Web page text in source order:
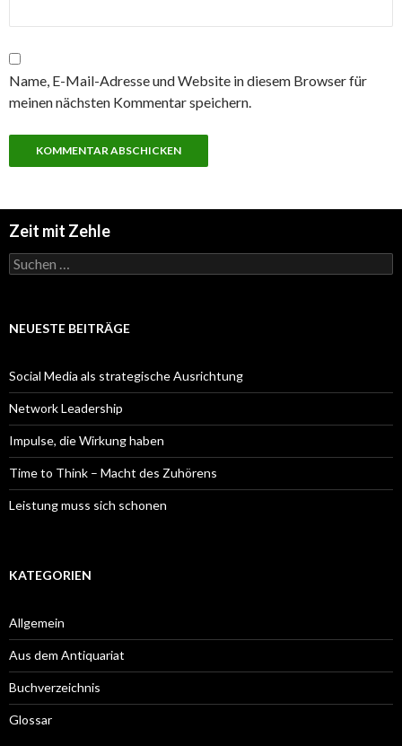
Name, E-Mail-Adresse und Website in diesem Browser für
meinen nächsten Kommentar speichern.
Zeit mit Zehle
Suchen
nach:
NEUESTE BEITRÄGE
Social Media als strategische Ausrichtung
Network Leadership
Impulse, die Wirkung haben
Time to Think – Macht des Zuhörens
Leistung muss sich schonen
KATEGORIEN
Allgemein
Aus dem Antiquariat
Buchverzeichnis
Glossar